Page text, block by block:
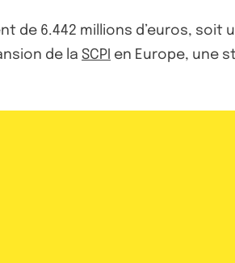
6.442 millions d’euros, soit
de la SCPI en Europe, une